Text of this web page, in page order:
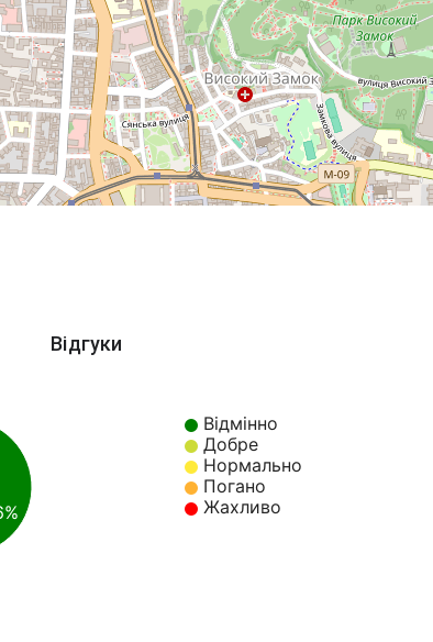
Відгуки
Відмінно
Добре
Нормально
Погано
Жахливо